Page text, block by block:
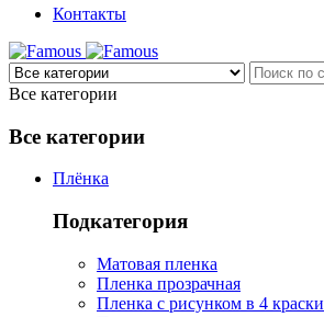
Контакты
Все категории
Все категории
Плёнка
Подкатегория
Матовая пленка
Пленка прозрачная
Пленка с рисунком в 4 краски